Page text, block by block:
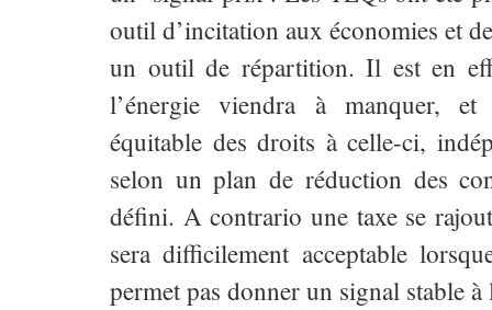
outil d’incitation aux économies et
un outil de répartition. Il est en
l’énergie viendra à manquer,
équitable des droits à celle-ci,
selon un plan de réduction des
défini. A contrario une taxe se
sera difficilement acceptable
permet pas donner un signal stable